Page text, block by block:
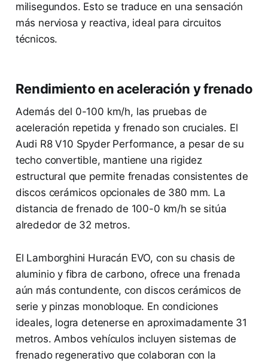
milisegundos. Esto se traduce en una sensación
más nerviosa y reactiva, ideal para circuitos
técnicos.
Rendimiento en aceleración y frenado
Además del 0-100 km/h, las pruebas de
aceleración repetida y frenado son cruciales. El
Audi R8 V10 Spyder Performance, a pesar de su
techo convertible, mantiene una rigidez
estructural que permite frenadas consistentes de
discos cerámicos opcionales de 380 mm. La
distancia de frenado de 100-0 km/h se sitúa
alrededor de 32 metros.
El Lamborghini Huracán EVO, con su chasis de
aluminio y fibra de carbono, ofrece una frenada
aún más contundente, con discos cerámicos de
serie y pinzas monobloque. En condiciones
ideales, logra detenerse en aproximadamente 31
metros. Ambos vehículos incluyen sistemas de
frenado regenerativo que colaboran con la